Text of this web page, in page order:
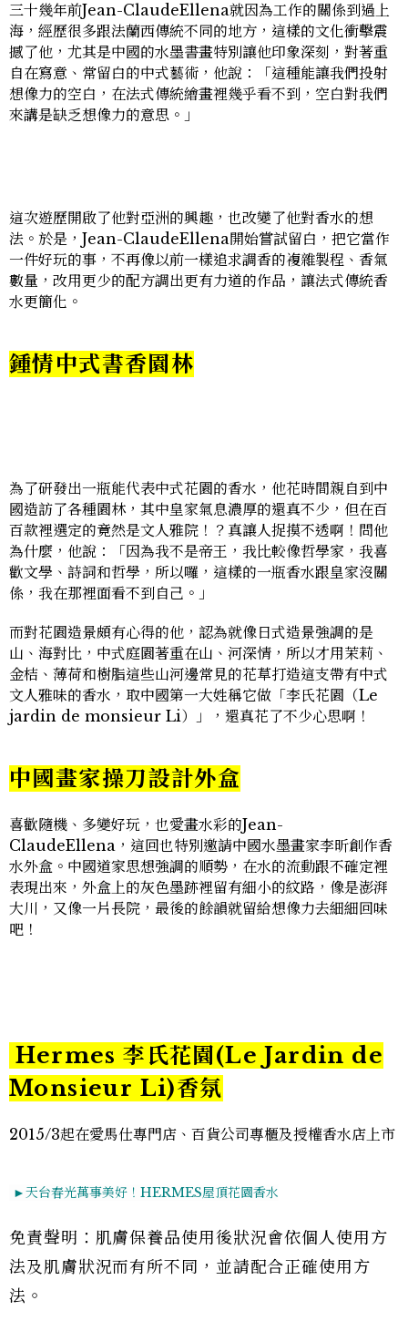
三十幾年前Jean-ClaudeEllena就因為工作的關係到過上
海，經歷很多跟法蘭西傳統不同的地方，這樣的文化衝擊震
撼了他，尤其是中國的水墨書畫特別讓他印象深刻，對著重
自在寫意、常留白的中式藝術，他說：「這種能讓我們投射
想像力的空白，在法式傳統繪畫裡幾乎看不到，空白對我們
來講是缺乏想像力的意思。」
這次遊歷開啟了他對亞洲的興趣，也改變了他對香水的想
法。於是，Jean-ClaudeEllena開始嘗試留白，把它當作
一件好玩的事，不再像以前一樣追求調香的複雜製程、香氣
數量，改用更少的配方調出更有力道的作品，讓法式傳統香
水更簡化。
鍾情中式書香園林
為了研發出一瓶能代表中式花園的香水，他花時間親自到中
國造訪了各種園林，其中皇家氣息濃厚的還真不少，但在百
百款裡選定的竟然是文人雅院！？真讓人捉摸不透啊！問他
為什麼，他說：「因為我不是帝王，我比較像哲學家，我喜
歡文學、詩詞和哲學，所以囉，這樣的一瓶香水跟皇家沒關
係，我在那裡面看不到自己。」
而對花園造景頗有心得的他，認為就像日式造景強調的是
山、海對比，中式庭園著重在山、河深情，所以才用茉莉、
金桔、薄荷和樹脂這些山河邊常見的花草打造這支帶有中式
文人雅味的香水，取中國第一大姓稱它做「李氏花園（Le
jardin de monsieur Li）」，還真花了不少心思啊！
中國畫家操刀設計外盒
喜歡隨機、多變好玩，也愛畫水彩的Jean-
ClaudeEllena，這回也特別邀請中國水墨畫家李昕創作香
水外盒。中國道家思想強調的順勢，在水的流動跟不確定裡
表現出來，外盒上的灰色墨跡裡留有細小的紋路，像是澎湃
大川，又像一片長院，最後的餘韻就留給想像力去細細回味
吧！
Hermes李氏花園(Le Jardin de
Monsieur Li)香氛
2015/3起在愛馬仕專門店、百貨公司專櫃及授權香水店上市
►天台春光萬事美好！HERMES屋頂花園香水
免責聲明：肌膚保養品使用後狀況會依個人使用方
法及肌膚狀況而有所不同，並請配合正確使用方
法。